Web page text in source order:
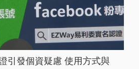
引發個資疑慮 使用方式與